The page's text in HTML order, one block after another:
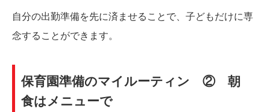
自分の出勤準備を先に済ませることで、子どもだけに専
念することができます。
保育園準備のマイルーティン ② 朝
食はメニューで